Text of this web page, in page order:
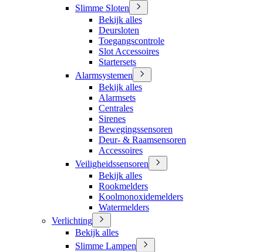
Slimme Sloten
Bekijk alles
Deursloten
Toegangscontrole
Slot Accessoires
Startersets
Alarmsystemen
Bekijk alles
Alarmsets
Centrales
Sirenes
Bewegingssensoren
Deur- & Raamsensoren
Accessoires
Veiligheidssensoren
Bekijk alles
Rookmelders
Koolmonoxidemelders
Watermelders
Verlichting
Bekijk alles
Slimme Lampen